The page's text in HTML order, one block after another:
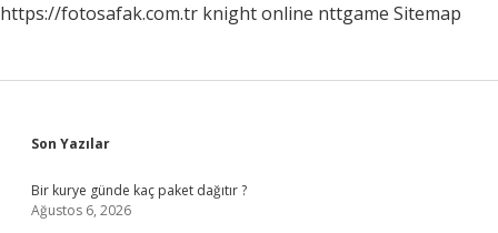
https://fotosafak.com.tr knight online nttgame Sitemap
Sidebar
Son Yazılar
Bir kurye günde kaç paket dağıtır ?
Ağustos 6, 2026